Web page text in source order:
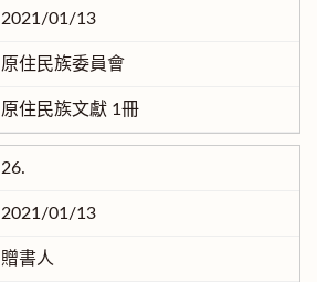
2021/01/13
原住民族委員會
原住民族文獻 1冊
26.
2021/01/13
贈書人